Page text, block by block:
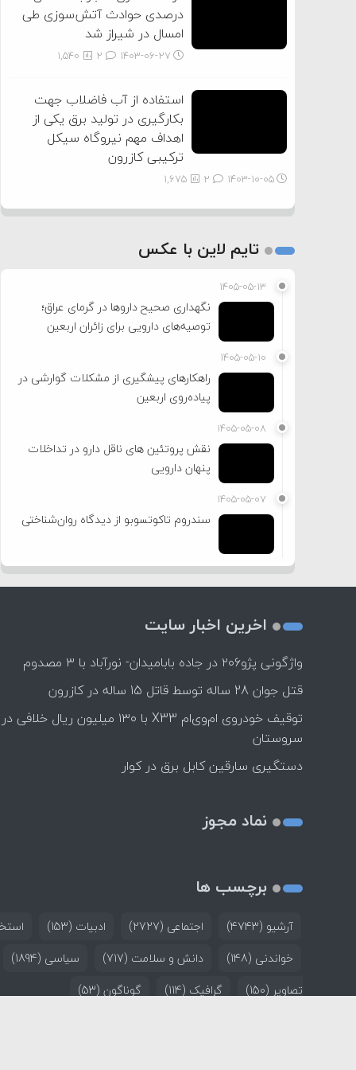
درصدی حوادث آتش‌سوزی طی
امسال در شیراز شد
۱۴۰۳-۰۶-۲۷ 1,540
استفاده از آب فاضلاب جهت
بکارگیری در تولید برق یکی از
اهداف مهم نیروگاه سیکل
ترکیبی کازرون
۱۴۰۳-۱۰-۰۵ 1,675
تایم لاین با عکس
۱۴۰۵-۰۵-۱۳
نگهداری صحیح داروها در گرمای عراق؛
توصیه‌های دارویی برای زائران اربعین
۱۴۰۵-۰۵-۱۰
راهکارهای پیشگیری از مشکلات گوارشی در
پیاده‌روی اربعین
۱۴۰۵-۰۵-۰۸
نقش پروتئین های ناقل دارو در تداخلات
پنهان دارویی
۱۴۰۵-۰۵-۰۷
سندروم تاکوتسوبو از دیدگاه روان‌شناختی
اخرین اخبار سایت
واژگونی پژو۲۰۶ در جاده بابامیدان- نورآباد با ۳ مصدوم
قتل جوان 28 ساله توسط قاتل 15 ساله در کازرون
توقیف خودروی ام‌وی‌ام X33 با ۱۳۰ میلیون ریال خلافی در
سروستان
دستگیری سارقین کابل برق در کوار
نماد مجوز
برچسب ها
آرشیو (4743) اجتماعی (2727) ادبیات (153)
خواندنی (148) دانش و سلامت (717) سیاسی (1894)
تصاویر (150) گرافیک (114) گوناگون (53)